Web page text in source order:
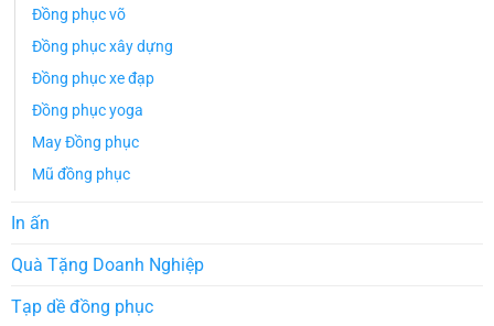
Đồng phục võ
Đồng phục xây dựng
Đồng phục xe đạp
Đồng phục yoga
May Đồng phục
Mũ đồng phục
In ấn
Quà Tặng Doanh Nghiệp
Tạp dề đồng phục